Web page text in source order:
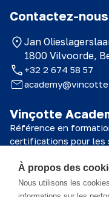
Vinçotte
Référence en
certifications pour les
© 2026 Vinçotte
Contactez-nous
Jan
1800 Vilvoorde,
+32 2 674 58 57
À propos des
Nous utilisons les